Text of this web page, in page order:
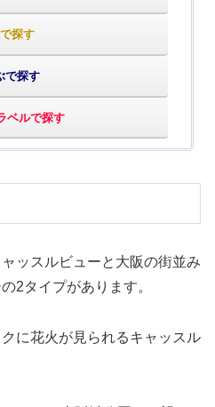
探す
で探す
ベルで探す
ッスルビューと大阪の街並み
2タイプがあります。
に花火が見られるキャッスル